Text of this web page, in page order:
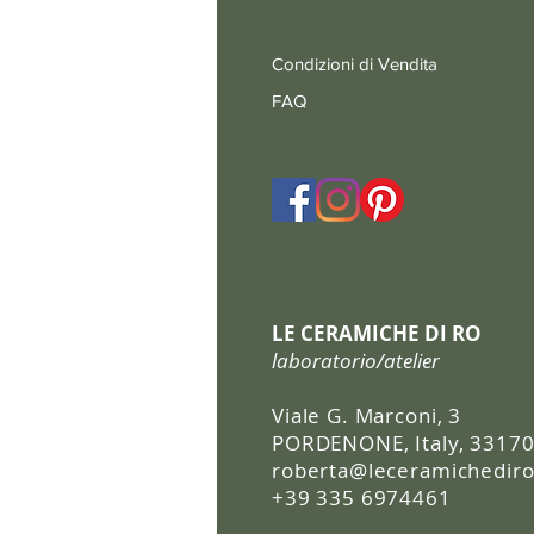
Condizioni di Vendita
FAQ
LE CERAMICHE DI RO
laboratorio/atelier
Viale G. Marconi, 3
PORDENONE, Italy, 33170
+39 335 6974461